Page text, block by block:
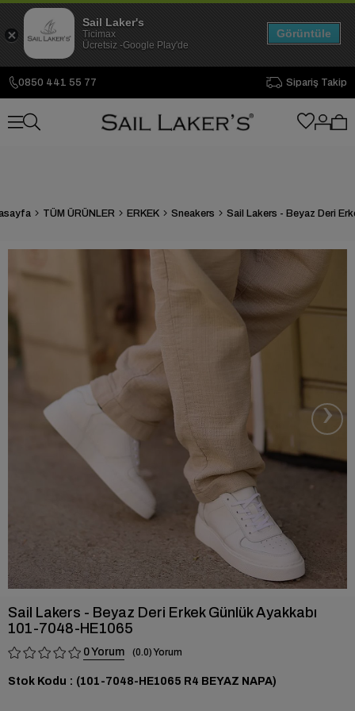
0850 441 55 77 Sipariş Takip
TÜM ÜRÜNLER ERKEK Sneakers
›
Sail Lakers - Beyaz Deri Erkek Günlük Ayakkabı
101-7048-HE1065
0 0.0
Stok Kodu (101-7048-HE1065 R4 BEYAZ NAPA)
Sail Laker's
Ticimax
Ücretsiz -Google Play'de
Görüntüle